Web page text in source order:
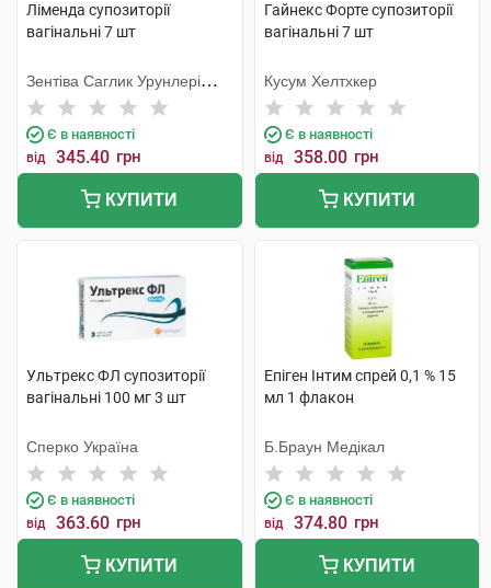
Ліменда супозиторії
вагінальні 7 шт
Зентіва Саглик Урунлері
Санаї ве Тіджарет А.Ш
Є в наявності
від 345.40 грн
КУПИТИ
Гайнекс Форте супозиторії
вагінальні 7 шт
Кусум Хелтхкер
Є в наявності
від 358.00 грн
КУПИТИ
Ультрекс ФЛ супозиторії
вагінальні 100 мг 3 шт
Сперко Україна
Є в наявності
від 363.60 грн
КУПИТИ
Епіген Інтим спрей 0,1 % 15
мл 1 флакон
Б.Браун Медікал
Є в наявності
від 374.80 грн
КУПИТИ